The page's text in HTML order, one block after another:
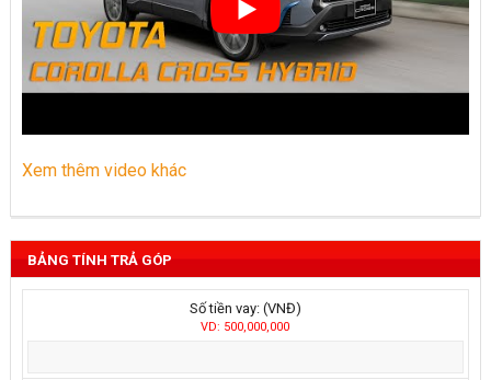
Xem thêm video khác
BẢNG TÍNH TRẢ GÓP
Số tiền vay: (VNĐ)
VD: 500,000,000